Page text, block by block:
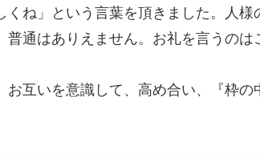
くね」という言葉を頂きました。人
普通はありえません。お礼を言うのは
お互いを意識して、高め合い、『枠